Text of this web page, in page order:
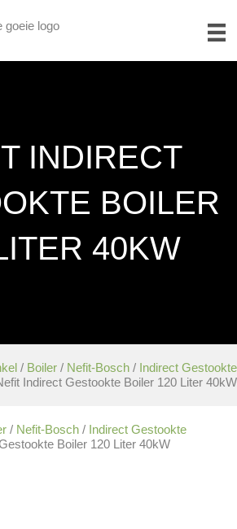
INDIRECT
BOILER
40KW
/ Boiler / Nefit-Bosch / Indirect Gestookte
Indirect Gestookte Boiler 120 Liter 40kW
/ Nefit-Bosch / Indirect Gestookte
Boiler 120 Liter 40kW